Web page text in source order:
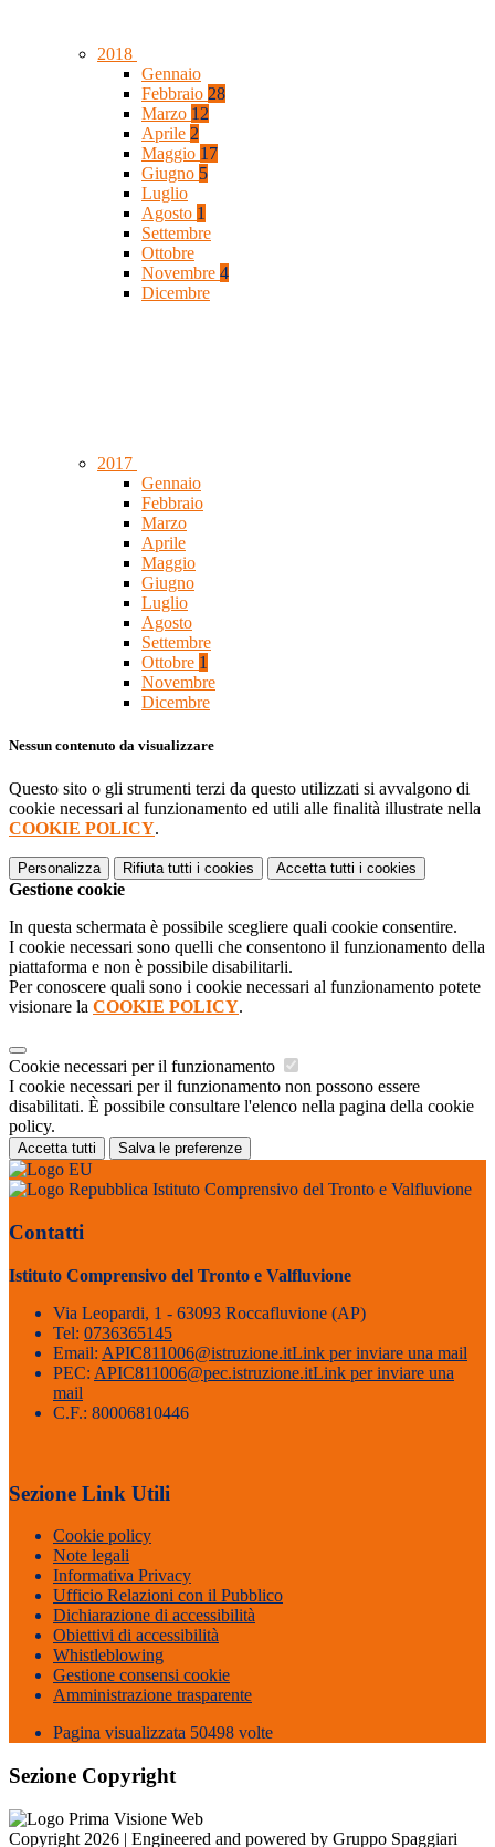
2018
Gennaio
Febbraio 28
Marzo 12
Aprile 2
Maggio 17
Giugno 5
Luglio
Agosto 1
Settembre
Ottobre
Novembre 4
Dicembre
2017
Gennaio
Febbraio
Marzo
Aprile
Maggio
Giugno
Luglio
Agosto
Settembre
Ottobre 1
Novembre
Dicembre
Nessun contenuto da visualizzare
Questo sito o gli strumenti terzi da questo utilizzati si avvalgono di
cookie necessari al funzionamento ed utili alle finalità illustrate nella
COOKIE POLICY.
Personalizza Rifiuta tutti i cookies Accetta tutti i cookies
Gestione cookie
In questa schermata è possibile scegliere quali cookie consentire.
I cookie necessari sono quelli che consentono il funzionamento della
piattaforma e non è possibile disabilitarli.
Per conoscere quali sono i cookie necessari al funzionamento potete
visionare la COOKIE POLICY.
Cookie necessari per il funzionamento
I cookie necessari per il funzionamento non possono essere
disabilitati. È possibile consultare l'elenco nella pagina della cookie
policy.
Accetta tutti Salva le preferenze
Istituto Comprensivo del Tronto e Valfluvione
Contatti
Istituto Comprensivo del Tronto e Valfluvione
Via Leopardi, 1 - 63093 Roccafluvione (AP)
Tel: 0736365145
Email: APIC811006@istruzione.itLink per inviare una mail
PEC: APIC811006@pec.istruzione.itLink per inviare una
mail
C.F.: 80006810446
Sezione Link Utili
Cookie policy
Note legali
Informativa Privacy
Ufficio Relazioni con il Pubblico
Dichiarazione di accessibilità
Obiettivi di accessibilità
Whistleblowing
Gestione consensi cookie
Amministrazione trasparente
Pagina visualizzata 50498 volte
Sezione Copyright
Copyright 2026 | Engineered and powered by Gruppo Spaggiari